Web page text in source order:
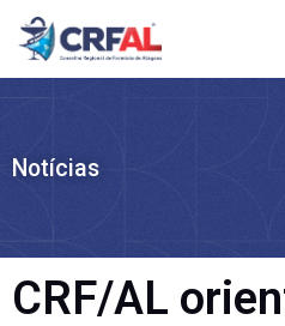
Ir
para
Notícias
CRF/AL